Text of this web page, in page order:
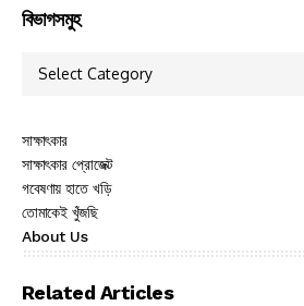
বিভাগসমুহ
সাক্ষাৎকার
সাক্ষাৎকার প্রোজেক্ট
গবেষণায় হাতে খড়ি
তোমাকেই খুঁজছি
About Us
Related Articles